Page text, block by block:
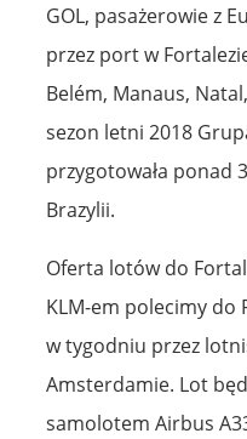
GOL, pasażerowie z
przez port w
Belém, Manaus,
sezon letni 2018
przygotowała ponad
Brazylii.
Oferta lotów do
KLM-em polecimy do
w tygodniu przez
Amsterdamie. Lot
samolotem Airbus